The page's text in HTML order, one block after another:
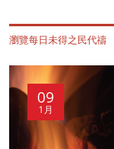
瀏覽每日未得之民代禱
09
1月